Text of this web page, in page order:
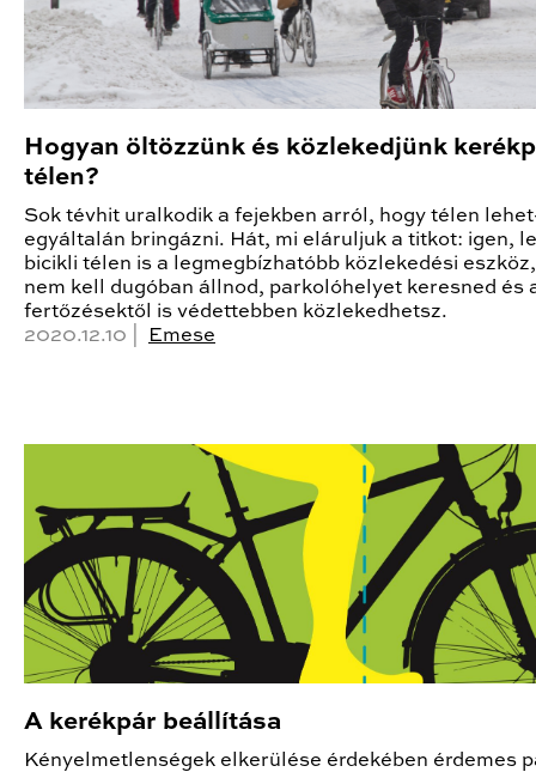
Hogyan öltözzünk és közlekedjünk
télen?
Sok tévhit uralkodik a fejekben arról, hogy télen
egyáltalán bringázni. Hát, mi eláruljuk a titkot: igen,
bicikli télen is a legmegbízhatóbb közlekedési
nem kell dugóban állnod, parkolóhelyet keresned és
fertőzésektől is védettebben közlekedhetsz.
2020.12.10 |
Emese
A kerékpár beállítása
Kényelmetlenségek elkerülése érdekében érdemes